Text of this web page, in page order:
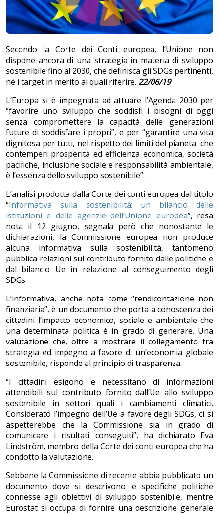
Secondo la Corte dei Conti europea, l’Unione non
dispone ancora di una strategia in materia di sviluppo
sostenibile fino al 2030, che definisca gli SDGs pertinenti,
né i target in merito ai quali riferire. 22/06/19
L’Europa si è impegnata ad attuare l’Agenda 2030 per
“favorire uno sviluppo che soddisfi i bisogni di oggi
senza compromettere la capacità delle generazioni
future di soddisfare i propri”, e per “garantire una vita
dignitosa per tutti, nel rispetto dei limiti del pianeta, che
contemperi prosperità ed efficienza economica, società
pacifiche, inclusione sociale e responsabilità ambientale,
è l’essenza dello sviluppo sostenibile”.
L’analisi prodotta dalla Corte dei conti europea dal titolo
“Informativa sulla sostenibilità: un bilancio delle
istituzioni e delle agenzie dell’Unione europea”, resa
nota il 12 giugno, segnala però che nonostante le
dichiarazioni, la Commissione europea non produce
alcuna informativa sulla sostenibilità, tantomeno
pubblica relazioni sul contributo fornito dalle politiche e
dal bilancio Ue in relazione al conseguimento degli
SDGs.
L’informativa, anche nota come “rendicontazione non
finanziaria”, è un documento che porta a conoscenza dei
cittadini l’impatto economico, sociale e ambientale che
una determinata politica è in grado di generare. Una
valutazione che, oltre a mostrare il collegamento tra
strategia ed impegno a favore di un’economia globale
sostenibile, risponde al principio di trasparenza.
“I cittadini esigono e necessitano di informazioni
attendibili sul contributo fornito dall’Ue allo sviluppo
sostenibile in settori quali i cambiamenti climatici.
Considerato l’impegno dell’Ue a favore degli SDGs, ci si
aspetterebbe che la Commissione sia in grado di
comunicare i risultati conseguiti”, ha dichiarato Eva
Lindström, membro della Corte dei conti europea che ha
condotto la valutazione.
Sebbene la Commissione di recente abbia pubblicato un
documento dove si descrivono le specifiche politiche
connesse agli obiettivi di sviluppo sostenibile, mentre
Eurostat si occupa di fornire una descrizione generale